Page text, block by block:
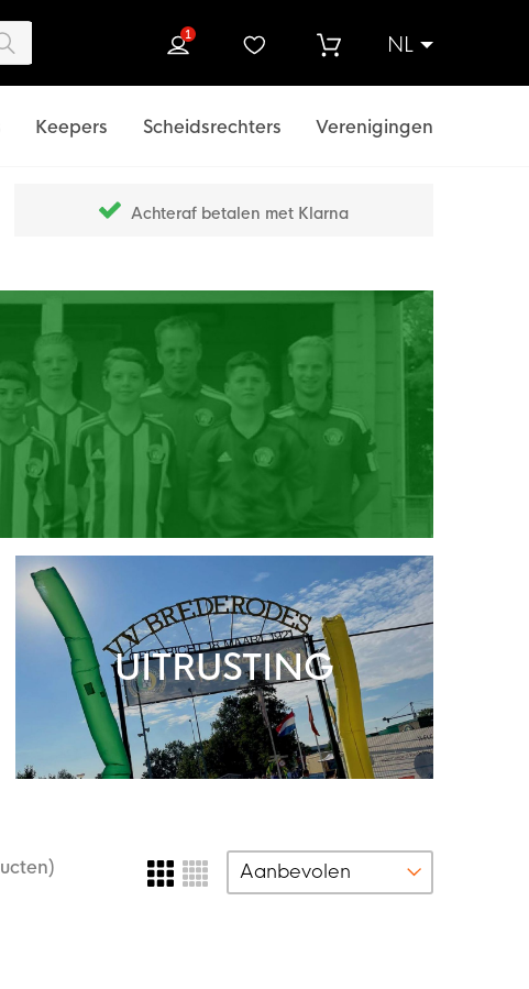
NL
1
Keepers Scheidsrechters Verenigingen
Achteraf betalen met Klarna
UITRUSTING